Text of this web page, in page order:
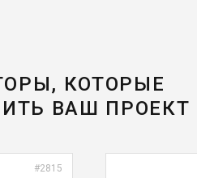
КОТОРЫЕ
ВАШ ПРОЕКТ
#2815